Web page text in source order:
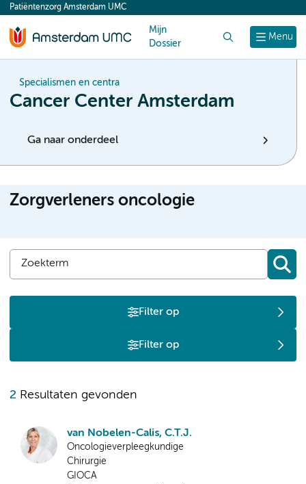
content
Menu
Patiëntenzorg Amsterdam UMC
Mijn
Dossier
Specialismen en centra
Cancer Center Amsterdam
Ga naar onderdeel
Zorgverleners oncologie
Filter op
Filter op
2 Resultaten gevonden
van Nobelen-Calis, C.T.J.
Oncologieverpleegkundige
Chirurgie
GIOCA